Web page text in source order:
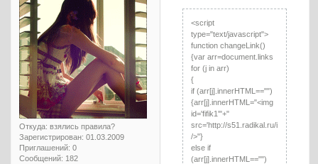
Откуда: взялись правила?
Зарегистрирован: 01.03.2009
Приглашений: 0
Сообщений: 182
<script
type="text/javascript">
function changeLink()
{var arr=document.links
for (j in arr)
{
if (arr[j].innerHTML=="")
{arr[j].innerHTML="<img
id='fifik1'"+"
src='http://s51.radikal.ru/i134/0904/
/>"}
else if
(arr[j].innerHTML=="")